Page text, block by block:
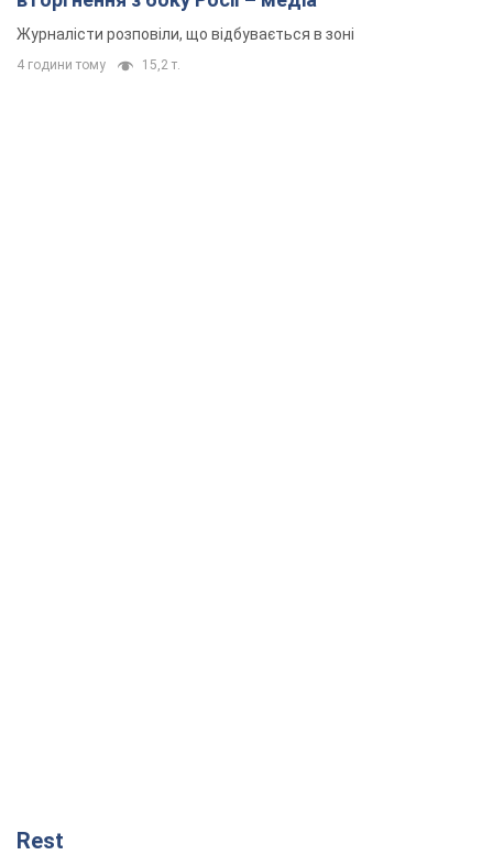
Журналісти розповіли, що відбувається в зоні
4 години тому 15,2 т.
Rest